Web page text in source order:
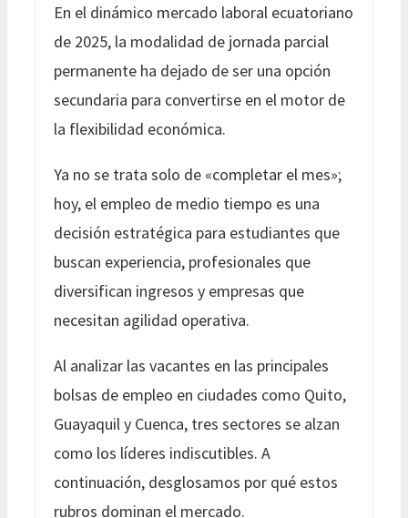
En el dinámico mercado laboral ecuatoriano
de 2025, la modalidad de jornada parcial
permanente ha dejado de ser una opción
secundaria para convertirse en el motor de
la flexibilidad económica.
Ya no se trata solo de «completar el mes»;
hoy, el empleo de medio tiempo es una
decisión estratégica para estudiantes que
buscan experiencia, profesionales que
diversifican ingresos y empresas que
necesitan agilidad operativa.
Al analizar las vacantes en las principales
bolsas de empleo en ciudades como Quito,
Guayaquil y Cuenca, tres sectores se alzan
como los líderes indiscutibles. A
continuación, desglosamos por qué estos
rubros dominan el mercado.